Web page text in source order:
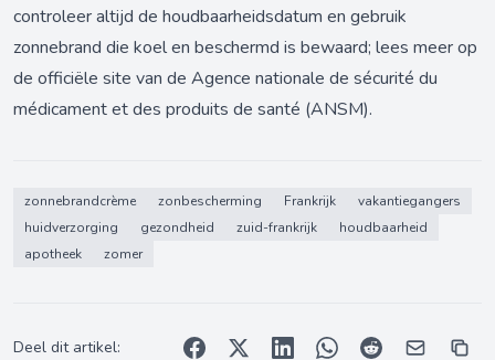
controleer altijd de houdbaarheidsdatum en gebruik
zonnebrand die koel en beschermd is bewaard; lees meer op
de officiële site van de Agence nationale de sécurité du
médicament et des produits de santé (ANSM).
zonnebrandcrème zonbescherming Frankrijk
vakantiegangers
huidverzorging
gezondheid zuid-frankrijk
houdbaarheid
apotheek
zomer
Deel dit artikel: